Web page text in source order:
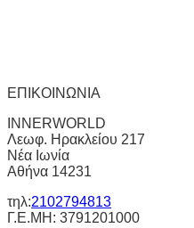
ΕΠΙΚΟΙΝΩΝΙΑ
INNERWORLD
Λεωφ. Ηρακλείου 217
Νέα Ιωνία
Αθήνα 14231
τηλ:2102794813
Γ.Ε.ΜΗ: 3791201000